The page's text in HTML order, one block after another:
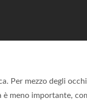
Per mezzo degli
è meno importante,